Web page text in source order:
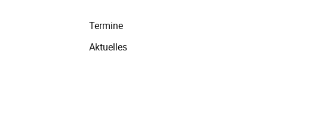
Navigation
Termine
Aktuelles